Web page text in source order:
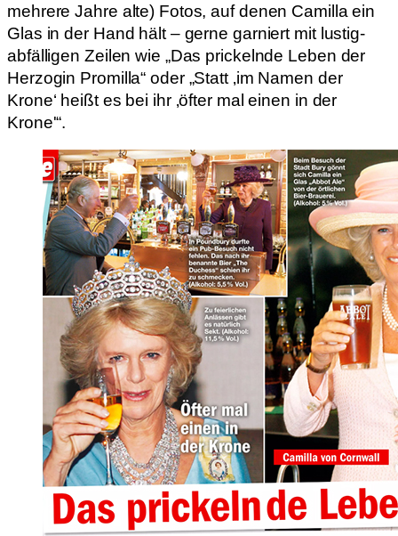
mehrere Jahre alte) Fotos, auf denen Camilla ein
Glas in der Hand hält – gerne garniert mit lustig-
abfälligen Zeilen wie „Das prickelnde Leben der
Herzogin Promilla“ oder „Statt ‚im Namen der
Krone‘ heißt es bei ihr ‚öfter mal einen in der
Krone'“.